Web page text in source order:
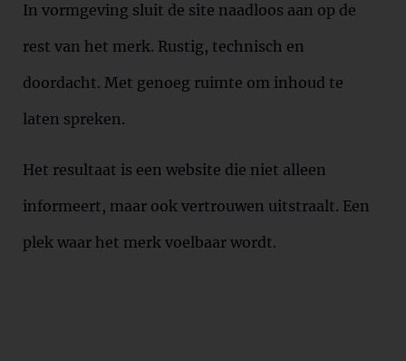
In vormgeving sluit de site naadloos aan op de
rest van het merk. Rustig, technisch en
doordacht. Met genoeg ruimte om inhoud te
laten spreken.
Het resultaat is een website die niet alleen
informeert, maar ook vertrouwen uitstraalt. Een
plek waar het merk voelbaar wordt.